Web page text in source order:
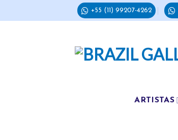
to
+55 (11) 99207-4262
ARTISTAS